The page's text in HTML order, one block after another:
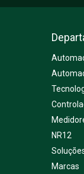
NR12
Marcas